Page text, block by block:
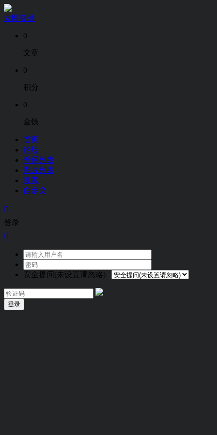
立即登录
0
文章
0
积分
0
金钱
首页
论坛
普通列表
图片列表
搜索
自定义

登录

安全提问(未设置请忽略)
登录